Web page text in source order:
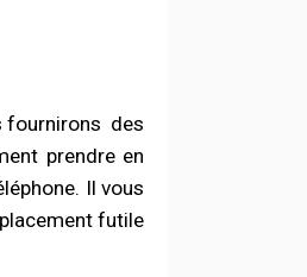
fournirons des
prendre en
Il vous
futile